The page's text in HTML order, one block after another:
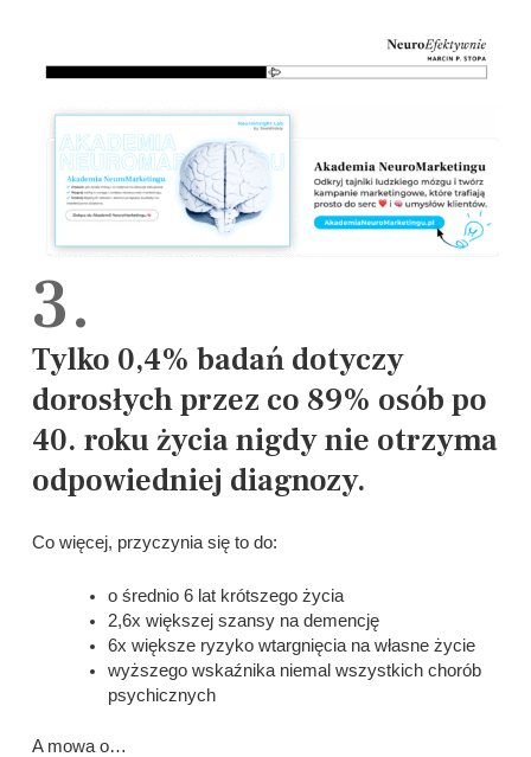
3.
Tylko 0,4% badań dotyczy
dorosłych przez co 89% osób po
40. roku życia nigdy nie otrzyma
odpowiedniej diagnozy.
Co więcej, przyczynia się to do:
o średnio 6 lat krótszego życia
2,6x większej szansy na demencję
6x większe ryzyko wtargnięcia na własne życie
wyższego wskaźnika niemal wszystkich chorób
psychicznych
A mowa o…